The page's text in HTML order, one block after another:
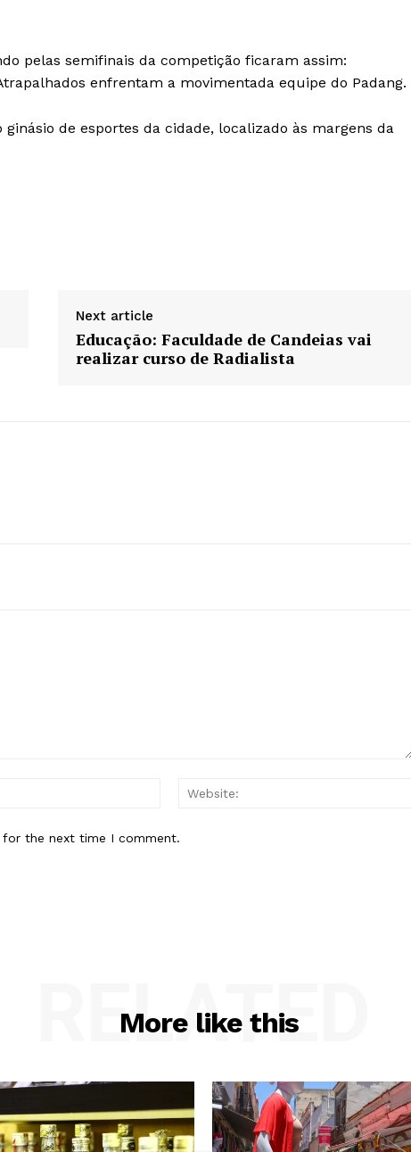
pelas semifinais da competição ficaram assim:
enfrentam a movimentada equipe do Padang.
de esportes da cidade, localizado às margens da
Next article
Educação: Faculdade de Candeias vai
realizar curso de Radialista
Email:*
for the next time I comment.
More like this
RELATED